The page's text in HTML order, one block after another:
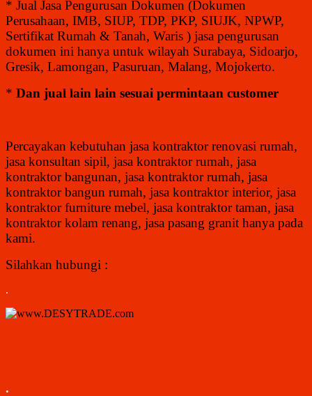
* Jual Jasa Pengurusan Dokumen (Dokumen
Perusahaan, IMB, SIUP, TDP, PKP, SIUJK, NPWP,
Sertifikat Rumah & Tanah, Waris ) jasa pengurusan
dokumen ini hanya untuk wilayah Surabaya, Sidoarjo,
Gresik, Lamongan, Pasuruan, Malang, Mojokerto.
* Dan jual lain lain sesuai permintaan customer
Percayakan kebutuhan jasa kontraktor renovasi rumah,
jasa konsultan sipil, jasa kontraktor rumah, jasa
kontraktor bangunan, jasa kontraktor rumah, jasa
kontraktor bangun rumah, jasa kontraktor interior, jasa
kontraktor furniture mebel, jasa kontraktor taman, jasa
kontraktor kolam renang, jasa pasang granit hanya pada
kami.
Silahkan hubungi :
.
.